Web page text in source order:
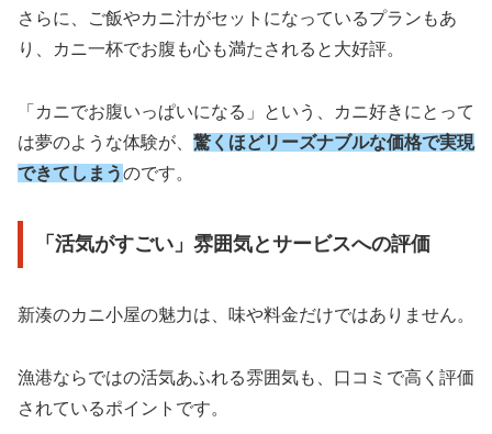
さらに、ご飯やカニ汁がセットになっているプランもあ
り、カニ一杯でお腹も心も満たされると大好評。
「カニでお腹いっぱいになる」という、カニ好きにとって
は夢のような体験が、 驚くほどリーズナブルな価格で実現
できてしまうのです。
「活気がすごい」雰囲気とサービスへの評価
新湊のカニ小屋の魅力は、味や料金だけではありません。
漁港ならではの活気あふれる雰囲気も、口コミで高く評価
されているポイントです。